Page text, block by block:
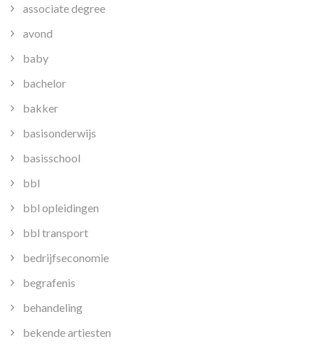
associate degree
avond
baby
bachelor
bakker
basisonderwijs
basisschool
bbl
bbl opleidingen
bbl transport
bedrijfseconomie
begrafenis
behandeling
bekende artiesten